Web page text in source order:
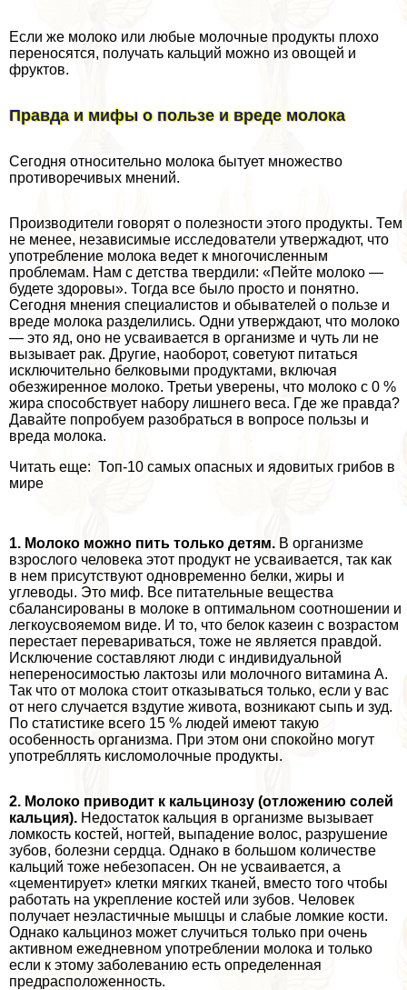
Если же молоко или любые молочные продукты плохо
переносятся, получать кальций можно из овощей и
фруктов.
Правда и мифы о пользе и вреде молока
Сегодня относительно молока бытует множество
противоречивых мнений.
Производители говорят о полезности этого продукты. Тем
не менее, независимые исследователи утвержадют, что
употрeбление молока ведет к многочисленным
проблемам. Нам с детства твердили: «Пейте молоко —
будете здоровы». Тогда все было просто и понятно.
Сегодня мнения специалистов и обывателей о пользе и
вреде молока разделились. Одни утверждают, что молоко
— это яд, оно не усваивается в организме и чуть ли не
вызывает paк. Другие, наоборот, советуют питаться
исключительно белковыми продуктами, включая
обезжиренное молоко. Третьи уверены, что молоко с 0 %
жира способствует набору лишнего веса. Где же правда?
Давайте попробуем разобраться в вопросе пользы и
вреда молока.
Читать еще: Топ-10 самых опасных и ядовитых грибов в
мире
1. Молоко можно пить только детям. В организме
взрослого человека этот продукт не усваивается, так как
в нем присутствуют одновременно белки, жиры и
углеводы. Это миф. Все питательные вещества
сбалансированы в молоке в оптимальном соотношении и
легкоусвояемом виде. И то, что белок казеин с возрастом
перестает перевариваться, тоже не является правдой.
Исключение составляют люди с индивидуальной
непереносимостью лактозы или молочного витамина А.
Так что от молока стоит отказываться только, если у вас
от него случается вздутие живота, возникают сыпь и зуд.
По статистике всего 15 % людей имеют такую
особенность организма. При этом они спокойно могут
употрeбллять кисломолочные продукты.
2. Молоко приводит к кальцинозу (отложению солей
кальция). Недостаток кальция в организме вызывает
ломкость костей, ногтей, выпадение волос, разрушение
зубов, болезни сердца. Однако в большом количестве
кальций тоже небезопасен. Он не усваивается, а
«цементирует» клетки мягких тканей, вместо того чтобы
работать на укрепление костей или зубов. Человек
получает неэластичные мышцы и слабые ломкие кости.
Однако кальциноз может случиться только при очень
активном ежедневном употрeблении молока и только
если к этому заболеванию есть определенная
предрасположенность.